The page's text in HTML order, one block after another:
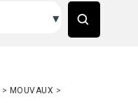
> MOUVAUX >